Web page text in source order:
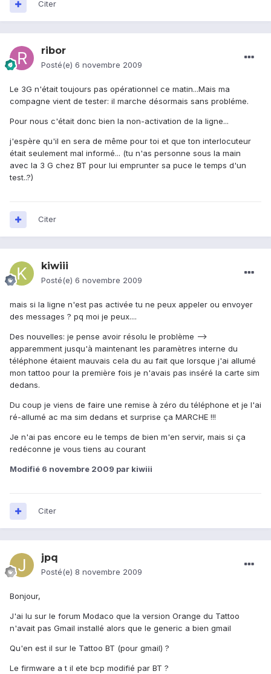
Citer
ribor
Posté(e) 6 novembre 2009
Le 3G n'était toujours pas opérationnel ce matin...Mais ma
compagne vient de tester: il marche désormais sans probléme.
Pour nous c'était donc bien la non-activation de la ligne...
j'espère qu'il en sera de même pour toi et que ton interlocuteur
était seulement mal informé... (tu n'as personne sous la main
avec la 3 G chez BT pour lui emprunter sa puce le temps d'un
test..?)
Citer
kiwiii
Posté(e) 6 novembre 2009
mais si la ligne n'est pas activée tu ne peux appeler ou envoyer
des messages ? pq moi je peux....
Des nouvelles: je pense avoir résolu le problème -->
apparemment jusqu'à maintenant les paramètres interne du
téléphone étaient mauvais cela du au fait que lorsque j'ai allumé
mon tattoo pour la première fois je n'avais pas inséré la carte sim
dedans.
Du coup je viens de faire une remise à zéro du téléphone et je l'ai
ré-allumé ac ma sim dedans et surprise ça MARCHE !!!
Je n'ai pas encore eu le temps de bien m'en servir, mais si ça
redéconne je vous tiens au courant
Modifié 6 novembre 2009 par kiwiii
Citer
jpq
Posté(e) 8 novembre 2009
Bonjour,
J'ai lu sur le forum Modaco que la version Orange du Tattoo
n'avait pas Gmail installé alors que le generic a bien gmail
Qu'en est il sur le Tattoo BT (pour gmail) ?
Le firmware a t il ete bcp modifié par BT ?